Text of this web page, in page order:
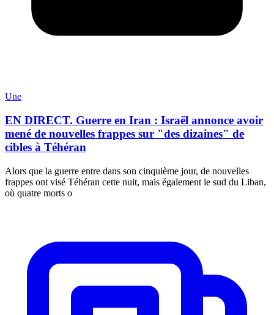
Une
EN DIRECT. Guerre en Iran : Israël annonce avoir
mené de nouvelles frappes sur "des dizaines" de
cibles à Téhéran
Alors que la guerre entre dans son cinquième jour, de nouvelles
frappes ont visé Téhéran cette nuit, mais également le sud du Liban,
où quatre morts o